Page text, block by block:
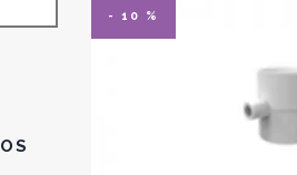
- 10 %